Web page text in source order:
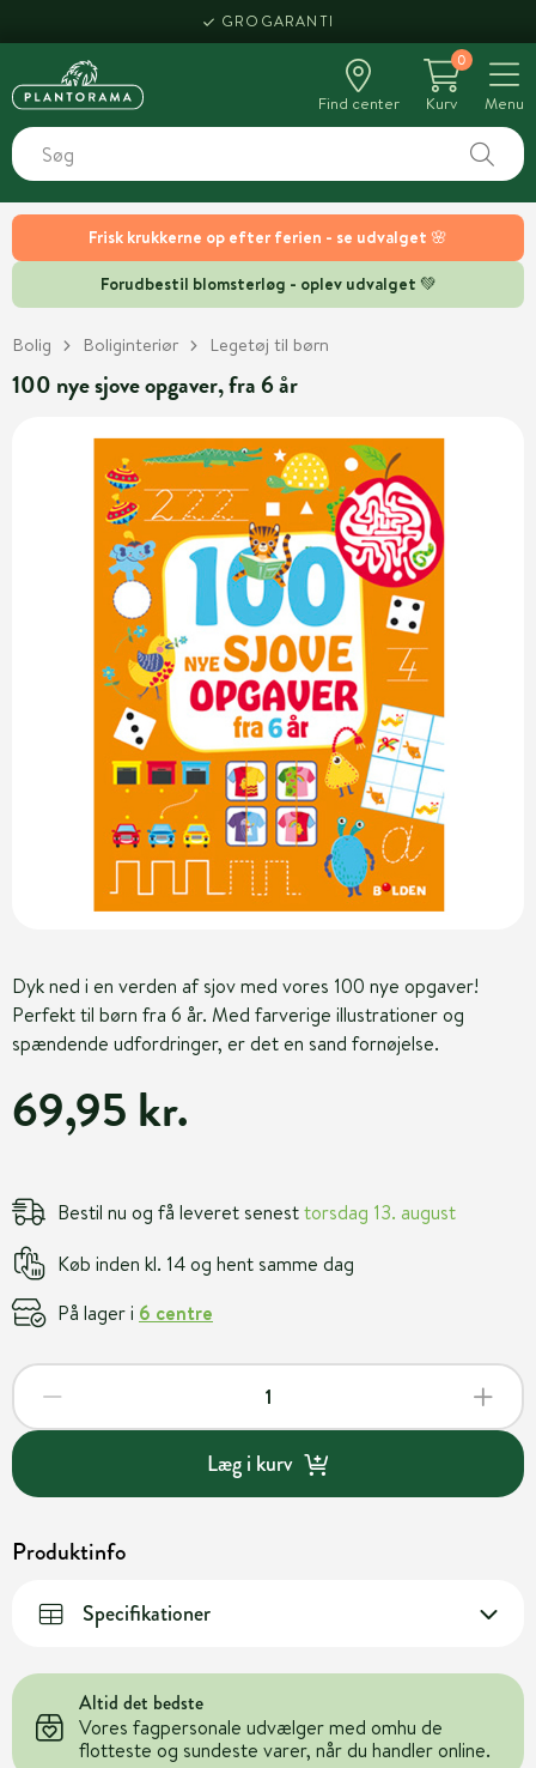
Frisk krukkerne op efter ferien - se udvalget 🌸
Forudbestil blomsterløg - oplev udvalget 💚
GROGARANTI
Find center
0
Kurv
Menu
Bolig Boliginteriør Legetøj til børn
100 nye sjove opgaver, fra 6 år
Dyk ned i en verden af sjov med vores 100 nye opgaver!
Perfekt til børn fra 6 år. Med farverige illustrationer og
spændende udfordringer, er det en sand fornøjelse.
69,95 kr.
Bestil nu og få leveret senesttorsdag 13. august
Køb inden kl. 14 og hent samme dag
På lager i 6 centre
Læg i kurv
Produktinfo
Specifikationer
Altid det bedste
Vores fagpersonale udvælger med omhu de
flotteste og sundeste varer, når du handler online.